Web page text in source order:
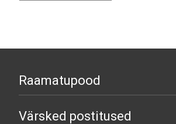
Raamatupood
Värsked postitused